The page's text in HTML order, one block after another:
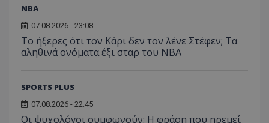
NBA
07.08.2026 - 23:08
Το ήξερες ότι τον Κάρι δεν τον λένε Στέφεν; Τα
αληθινά ονόματα έξι σταρ του NBA
SPORTS PLUS
07.08.2026 - 22:45
Οι ψυχολόγοι συμφωνούν: Η φράση που ηρεμεί